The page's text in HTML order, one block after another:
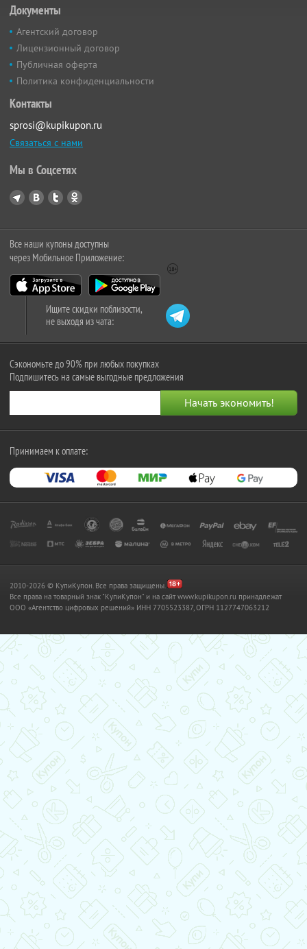
Документы
Агентский договор
Лицензионный договор
Публичная оферта
Политика конфиденциальности
Контакты
sprosi@kupikupon.ru
Связаться с нами
Мы в Соцсетях
Все наши купоны доступны
через Мобильное Приложение:
Ищите скидки поблизости,
не выходя из чата:
Сэкономьте до 90% при любых покупках
Подпишитесь на самые выгодные предложения
Принимаем к оплате:
2010-2026 © КупиКупон. Все права защищены.
Все права на товарный знак "КупиКупон" и на сайт www.kupikupon.ru принадлежат
OOO «Агентство цифровых решений» ИНН 7705523387, ОГРН 1127747063212